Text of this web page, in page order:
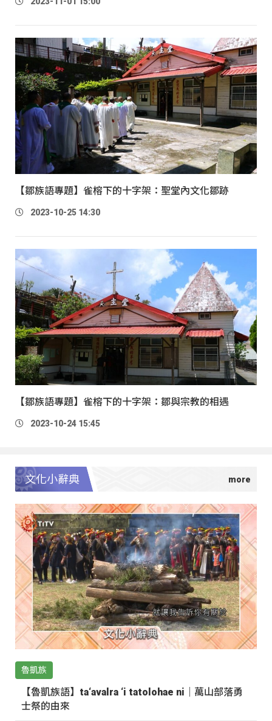
【鄒族語專題】雀榕下的十字架：聖堂內文化鄒跡
2023-10-25 14:30
【鄒族語專題】雀榕下的十字架：鄒與宗教的相遇
2023-10-24 15:45
文化小辭典
魯凱族
【魯凱族語】ta‘avalra ‘i tatolohae ni｜萬山部落勇
士祭的由來